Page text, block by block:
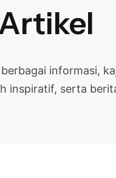
informasi,
inspiratif, serta